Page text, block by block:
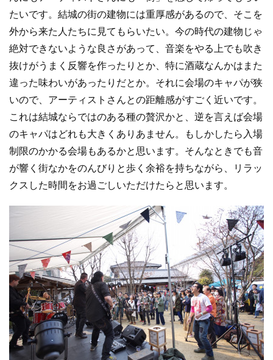
たいです。結城の街の建物には重厚感があるので、そこを
外から来た人たちに見てもらいたい。今の時代の建物じゃ
絶対できないような良さがあって、音楽をやる上でも吹き
抜けがうまく反響を作ったりとか、特に酒蔵なんかはまた
違った味わいがあったりだとか。それに会場のキャパが狭
いので、アーティストさんとの距離感がすごく近いです。
これは結城ならではのある種の贅沢かと、逆を言えば会場
のキャパはどれも大きくありあません。もしかしたら入場
制限のかかる会場もあるかと思います。そんなときでも音
が響く街なかをのんびりと歩く余裕を持ちながら、リラッ
クスした時間をお過ごしいただけたらと思います。